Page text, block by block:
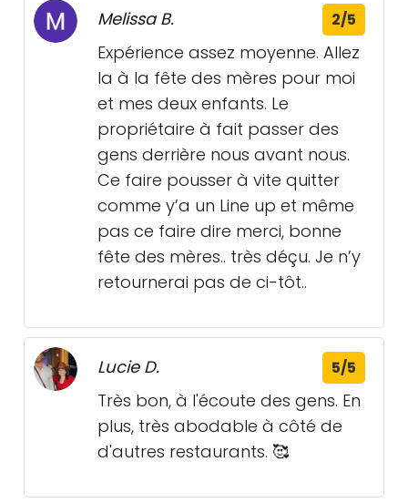
Melissa B. 2/5
Expérience assez moyenne. Allez
la à la fête des mères pour moi
et mes deux enfants. Le
propriétaire à fait passer des
gens derrière nous avant nous.
Ce faire pousser à vite quitter
comme y’a un Line up et même
pas ce faire dire merci, bonne
fête des mères.. très déçu. Je n’y
retournerai pas de ci-tôt..
Lucie D. 5/5
Très bon, à l'écoute des gens. En
plus, très abodable à côté de
d'autres restaurants. 🥰